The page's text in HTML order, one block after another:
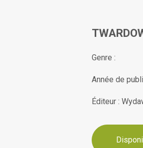
Genre :
Année de
Éditeur :